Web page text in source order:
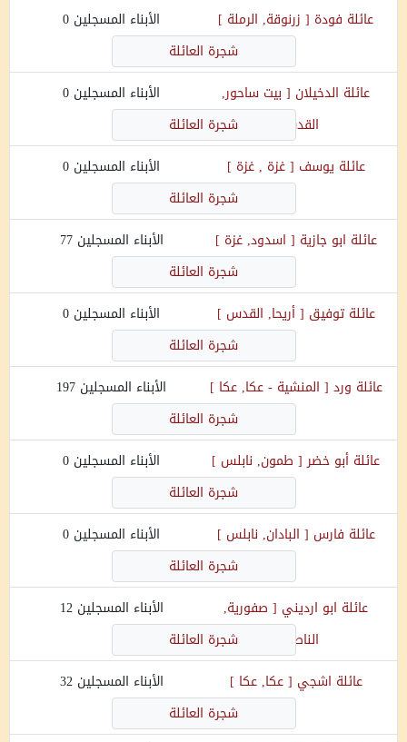
عائلة فودة [ زرنوقة, الرملة ] الأبناء المسجلين 0
شجرة العائلة
عائلة الدخيلان [ بيت ساحور,
القدس
الأبناء المسجلين 0
شجرة العائلة
عائلة يوسف [ غزة , غزة ] الأبناء المسجلين 0
شجرة العائلة
عائلة ابو جازية [ اسدود, غزة ] الأبناء المسجلين77
شجرة العائلة
عائلةتوفيق [ أريحا, القدس ] الأبناء المسجلين 0
شجرة العائلة
عائلة ورد [ المنشية - عكا, عكا ] الأبناء المسجلين 197
شجرة العائلة
عائلة أبو خضر [ طمون, نابلس ] الأبناء المسجلين 0
شجرة العائلة
عائلة فارس [ البادان, نابلس ] الأبناء المسجلين 0
شجرة العائلة
عائلة ابو ارديني [ صفورية,
الناصرة
الأبناء المسجلين12
شجرة العائلة
عائلة اشجي [ عكا, عكا ] الأبناء المسجلين32
شجرة العائلة